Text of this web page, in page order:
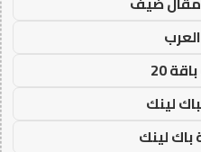
20
لينك
لينك